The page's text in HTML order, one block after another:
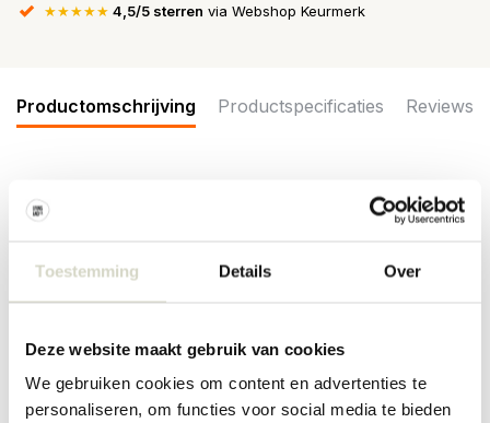
Toestemming Details Over
Deze website maakt gebruik van cookies
We gebruiken cookies om content en advertenties te
personaliseren, om functies voor social media te bieden
★★★★★ 4,5/5 sterren via Webshop Keurmerk
Productomschrijving Productspecificaties Reviews
De Bloomingville Brinley glazen zijn gemaakt van mondgeblazen
glas met stippellijnen in bruintinten. De glazen worden geleverd in
Afmeting: diameter 7,5 x hoogte 11cm
Inhoud: 350ml
Kleur: bruin
Overige: Geschikt voor in de vaatwasser. Niet geschikt voor in de
magnetron en oven. Kleine oneffenheden kunnen voorkomen,
waardoor elk glas uniek is.